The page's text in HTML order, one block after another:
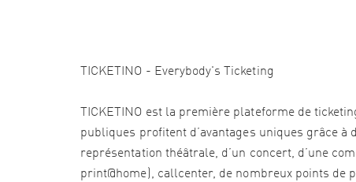
TICKETINO - Everybody's Ticketing
TICKETINO est la première plateforme de
publiques profitent d’avantages uniques grâce à
représentation théâtrale, d’un concert, d’une
print@home), callcenter, de nombreux points de